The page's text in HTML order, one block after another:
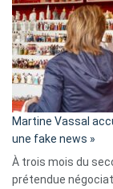
Martine Vassal
une fake news »
À trois mois du
prétendue